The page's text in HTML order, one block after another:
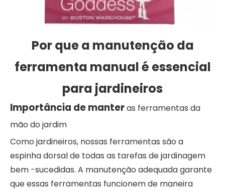
Por que a manutenção da
ferramenta manual é essencial
para jardineiros
Importância de manteras ferramentas da
mão do jardim
Como jardineiros, nossas ferramentas são a
espinha dorsal de todas as tarefas de jardinagem
bem -sucedidas. A manutenção adequada garante
que essas ferramentas funcionem de maneira